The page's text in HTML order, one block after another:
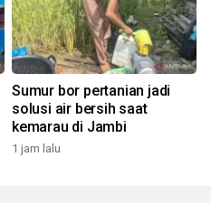
Sumur bor pertanian jadi
solusi air bersih saat
kemarau di Jambi
1 jam lalu